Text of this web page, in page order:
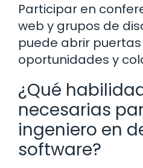
Participar en
web y grupos de
puede abrir
oportunidades y
¿Qué
necesarias
ingeniero en
software?